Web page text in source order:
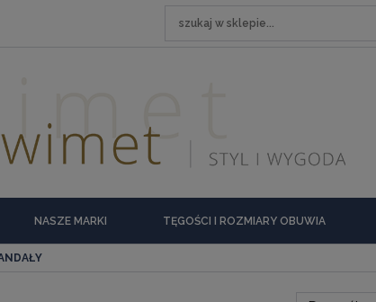
NASZE MARKI TĘGOŚCI I ROZMIARY OBUWIA